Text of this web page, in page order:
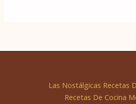
Las Nostálgicas Recetas
Recetas De Cocina